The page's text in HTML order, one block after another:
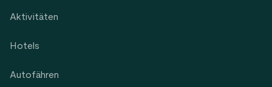
Aktivitäten
Hotels
Autofähren